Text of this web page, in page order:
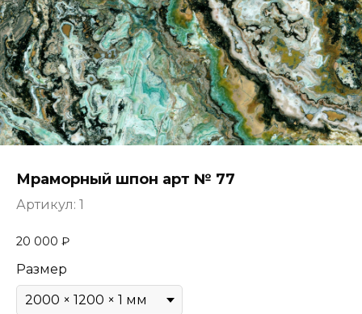
Мраморный шпон арт № 77
Артикул: 1
20 000 ₽
Размер